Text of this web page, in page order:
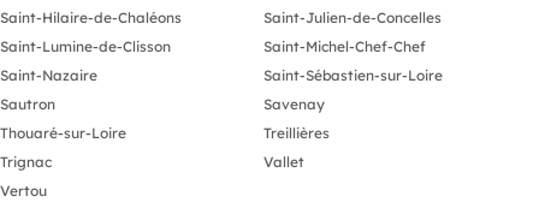
Saint-Hilaire-de-Chaléons
Saint-Julien-de-Concelles
Saint-Lumine-de-Clisson
Saint-Michel-Chef-Chef
Saint-Nazaire
Saint-Sébastien-sur-Loire
Sautron
Savenay
Thouaré-sur-Loire
Treillières
Trignac
Vallet
Vertou